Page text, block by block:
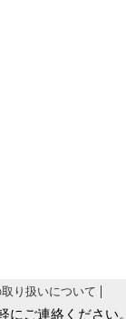
り扱いについて
にご連絡ください。